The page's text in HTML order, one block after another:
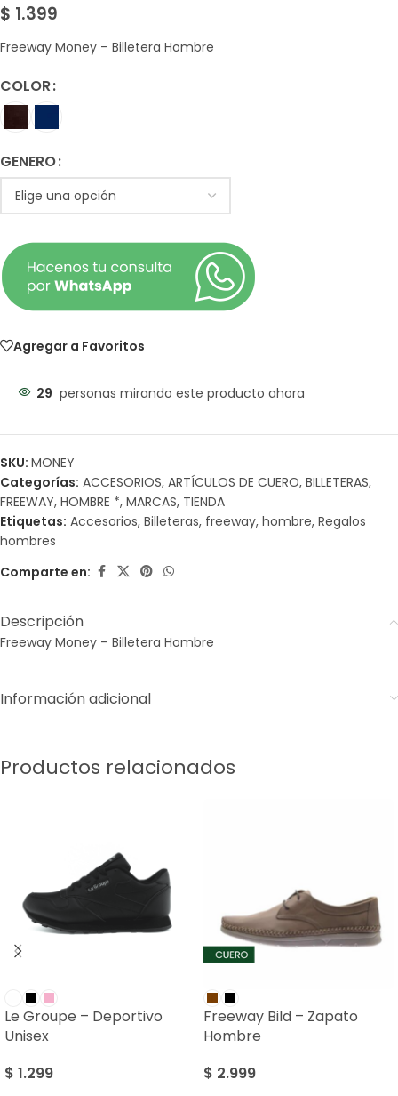
$ 1.399
Freeway Money – Billetera Hombre
COLOR
GENERO
Agregar a Favoritos
29 personas mirando este producto ahora
SKU: MONEY
Categorías: ACCESORIOS, ARTÍCULOS DE CUERO, BILLETERAS,
FREEWAY, HOMBRE *, MARCAS, TIENDA
Etiquetas: Accesorios, Billeteras, freeway, hombre, Regalos
hombres
Comparte en:
Descripción
Freeway Money – Billetera Hombre
Información adicional
Productos relacionados
Le Groupe – Deportivo
Unisex
$ 1.299
Freeway Bild – Zapato
Hombre
$ 2.999